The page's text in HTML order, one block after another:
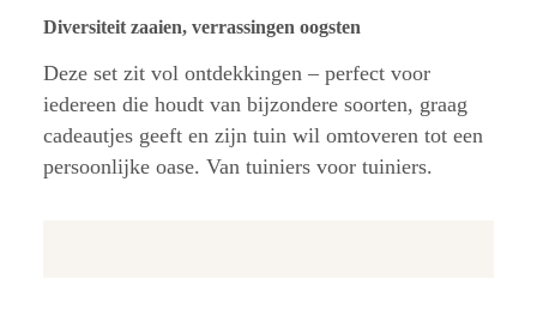
Diversiteit zaaien, verrassingen oogsten
Deze set zit vol ontdekkingen – perfect voor
iedereen die houdt van bijzondere soorten, graag
cadeautjes geeft en zijn tuin wil omtoveren tot een
persoonlijke oase. Van tuiniers voor tuiniers.